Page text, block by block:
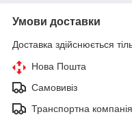
Умови доставки
Доставка здійснюється
Нова Пошта
Самовивіз
Транспортна компанія